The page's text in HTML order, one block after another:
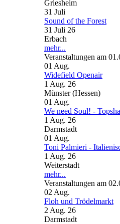
Griesheim
31 Juli
Sound of the Forest
31 Juli 26
Erbach
mehr...
Veranstaltungen am
01 Aug.
Widefield Openair
1 Aug. 26
Münster (Hessen)
01 Aug.
We need Soul! -
1 Aug. 26
Darmstadt
01 Aug.
Toni Palmieri -
1 Aug. 26
Weiterstadt
mehr...
Veranstaltungen am
02 Aug.
Floh und Trödelmarkt
2 Aug. 26
Darmstadt